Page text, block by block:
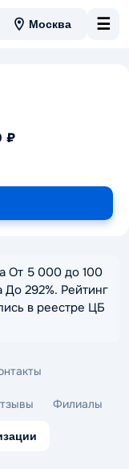
Москва ☰
₽
От 5 000 до 100
До 292%. Рейтинг
в реестре ЦБ
Филиалы